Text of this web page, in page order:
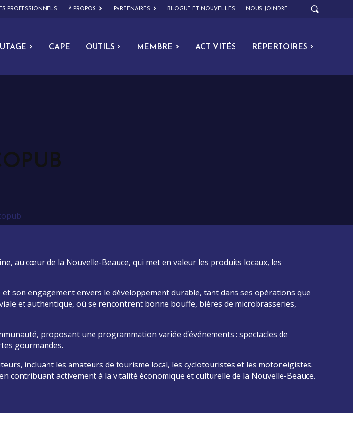
PROFESSIONNELS À PROPOS PARTENAIRES BLOGUE ET NOUVELLES NOUS JOINDRE
CAPE OUTILS MEMBRE ACTIVITÉS RÉPERTOIRES
au cœur de la Nouvelle-Beauce, qui met en valeur les produits locaux, les
son engagement envers le développement durable, tant dans ses opérations que
et authentique, où se rencontrent bonne bouffe, bières de microbrasseries,
proposant une programmation variée d’événements : spectacles de
gourmandes.
incluant les amateurs de tourisme local, les cyclotouristes et les motoneigistes.
contribuant activement à la vitalité économique et culturelle de la Nouvelle-Beauce.